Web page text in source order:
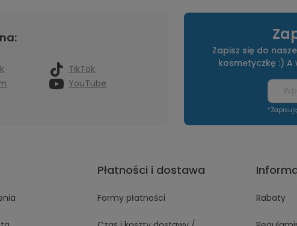
TikTok
YouTube
Zapisz się do
kosmetyczkę :)
Płatności i dostawa
Formy płatności Rabaty